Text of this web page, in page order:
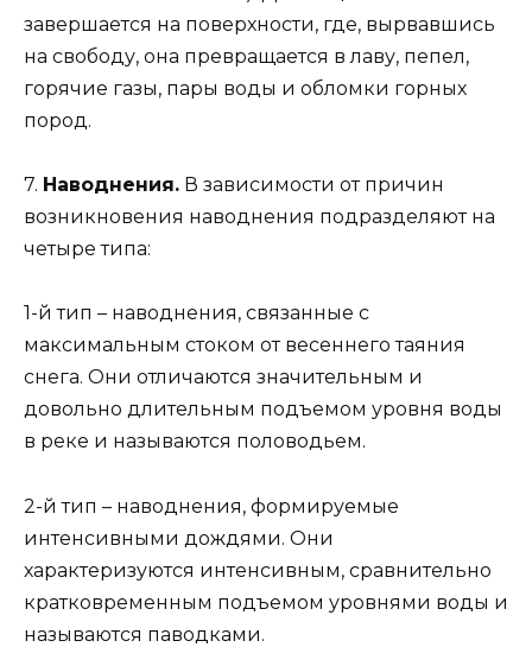
завершается на поверхности, где, вырвавшись
на свободу, она превращается в лаву, пепел,
горячие газы, пары воды и обломки горных
пород.
7. Наводнения. В зависимости от причин
возникновения наводнения подразделяют на
четыре типа:
1-й тип – наводнения, связанные с
максимальным стоком от весеннего таяния
снега. Они отличаются значительным и
довольно длительным подъемом уровня воды
в реке и называются половодьем.
2-й тип – наводнения, формируемые
интенсивными дождями. Они
характеризуются интенсивным, сравнительно
кратковременным подъемом уровнями воды и
называются паводками.